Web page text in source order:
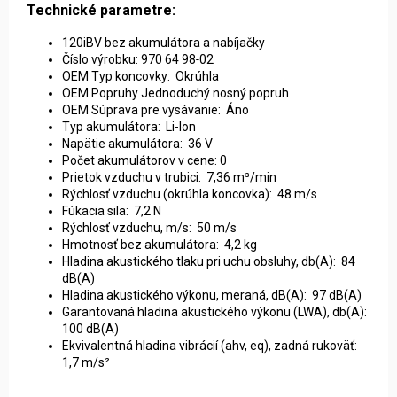
Technické parametre:
120iBV bez akumulátora a nabíjačky
Číslo výrobku: 970 64 98‑02
OEM Typ koncovky: Okrúhla
OEM Popruhy Jednoduchý nosný popruh
OEM Súprava pre vysávanie: Áno
Typ akumulátora: Li-Ion
Napätie akumulátora: 36 V
Počet akumulátorov v cene: 0
Prietok vzduchu v trubici: 7,36 m³/min
Rýchlosť vzduchu (okrúhla koncovka): 48 m/s
Fúkacia sila: 7,2 N
Rýchlosť vzduchu, m/s: 50 m/s
Hmotnosť bez akumulátora: 4,2 kg
Hladina akustického tlaku pri uchu obsluhy, db(A): 84
dB(A)
Hladina akustického výkonu, meraná, dB(A): 97 dB(A)
Garantovaná hladina akustického výkonu (LWA), db(A):
100 dB(A)
Ekvivalentná hladina vibrácií (ahv, eq), zadná rukoväť:
1,7 m/s²